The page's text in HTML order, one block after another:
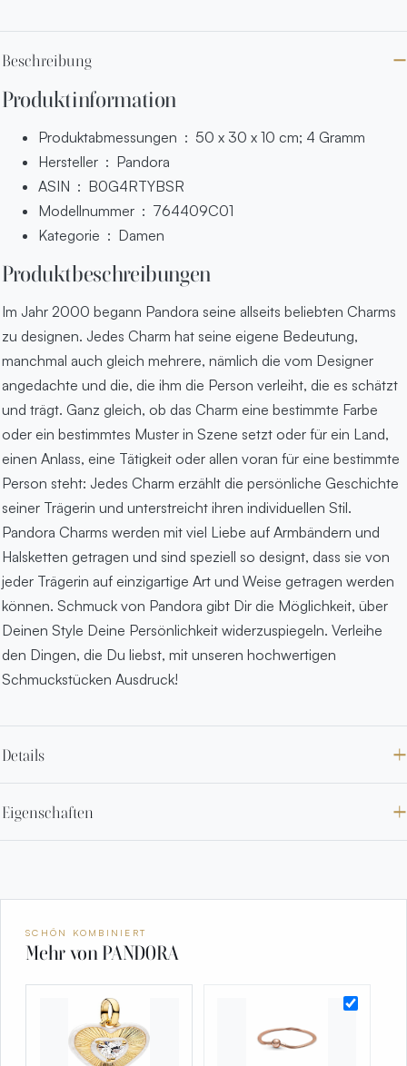
Beschreibung
Produktinformation
Produktabmessungen ‏ : ‎ 50 x 30 x 10 cm; 4 Gramm
Hersteller ‏ : ‎ Pandora
ASIN ‏ : ‎ B0G4RTYBSR
Modellnummer ‏ : ‎ 764409C01
Kategorie ‏ : ‎ Damen
Produktbeschreibungen
Im Jahr 2000 begann Pandora seine allseits beliebten Charms
zu designen. Jedes Charm hat seine eigene Bedeutung,
manchmal auch gleich mehrere, nämlich die vom Designer
angedachte und die, die ihm die Person verleiht, die es schätzt
und trägt. Ganz gleich, ob das Charm eine bestimmte Farbe
oder ein bestimmtes Muster in Szene setzt oder für ein Land,
einen Anlass, eine Tätigkeit oder allen voran für eine bestimmte
Person steht: Jedes Charm erzählt die persönliche Geschichte
seiner Trägerin und unterstreicht ihren individuellen Stil.
Pandora Charms werden mit viel Liebe auf Armbändern und
Halsketten getragen und sind speziell so designt, dass sie von
jeder Trägerin auf einzigartige Art und Weise getragen werden
können. Schmuck von Pandora gibt Dir die Möglichkeit, über
Deinen Style Deine Persönlichkeit widerzuspiegeln. Verleihe
den Dingen, die Du liebst, mit unseren hochwertigen
Schmuckstücken Ausdruck!
Details
Eigenschaften
SCHÖN KOMBINIERT
Mehr von PANDORA